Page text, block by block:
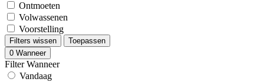
Ontmoeten
Volwassenen
Voorstelling
Filters wissen
Toepassen
0 Wanneer
Filter Wanneer
Vandaag